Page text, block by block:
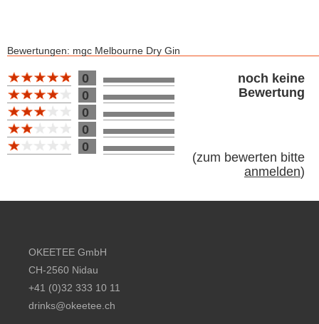
Bewertungen: mgc Melbourne Dry Gin
Bewertung 100
0
0
0
0
noch keine
Bewertung
(zum bewerten bitte
anmelden)
OKEETEE GmbH
CH-2560 Nidau
+41 (0)32 333 10 11
drinks@okeetee.ch